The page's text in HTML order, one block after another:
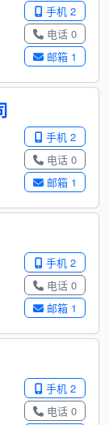
手机 2
电话 0
邮箱 1
手机 2
电话 0
邮箱 1
手机 2
电话 0
邮箱 1
手机 2
电话 0